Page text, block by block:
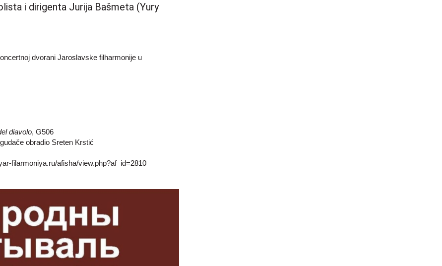
i dirigenta Jurija Bašmeta (Yury
dvorani Jaroslavske filharmonije u
diavolo, G506
obradio Sreten Krstić
filarmoniya.ru/afisha/view.php?af_id=2810